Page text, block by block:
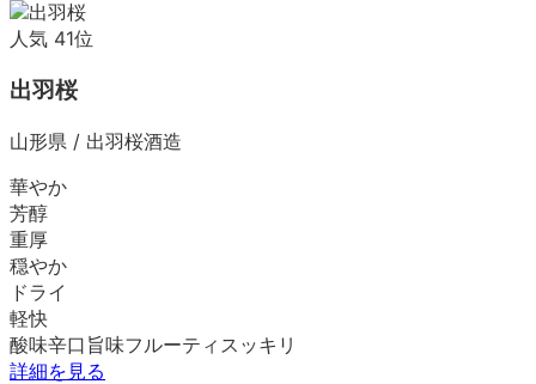
人気 41位
出羽桜
山形県 / 出羽桜酒造
華やか
芳醇
重厚
穏やか
ドライ
軽快
酸味辛口 旨味フルーティ スッキリ
詳細を見る